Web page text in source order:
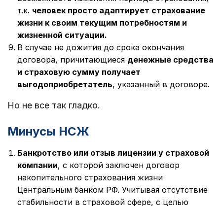
т.к. человек просто адаптирует страхование
жизни к своим текущим потребностям и
жизненной ситуации.
В случае не дожития до срока окончания
договора, причитающиеся денежные средства
и страховую сумму получает
выгодоприобретатель, указанный в договоре.
Но не все так гладко.
Минусы НСЖ
Банкротство или отзыв лицензии у страховой
компании, с которой заключен договор
накопительного страхования жизни
Центральным банком РФ. Учитывая отсутствие
стабильности в страховой сфере, с целью